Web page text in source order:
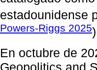
estadounidense
Powers-Riggs 2025
En octubre de
Geopolitics and